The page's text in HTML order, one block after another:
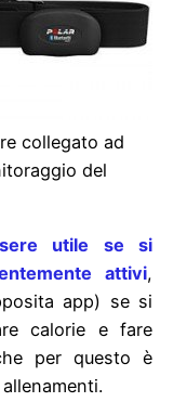
collegato ad
del
utile se si
attivi,
app) se si
calorie e fare
per questo è